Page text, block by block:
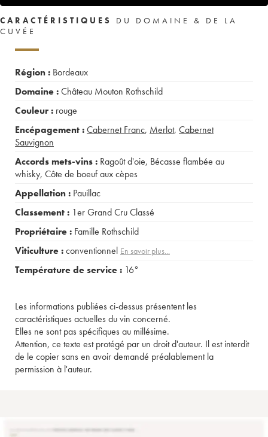
CARACTÉRISTIQUES
DU DOMAINE & DE LA
CUVÉE
Région : Bordeaux
Domaine :Château Mouton Rothschild
Couleur : rouge
Encépagement :Cabernet Franc, Merlot, Cabernet
Sauvignon
Accords mets-vins : Ragoût d'oie, Bécasse flambée au
whisky, Côte de boeuf aux cèpes
Appellation : Pauillac
Classement : 1er Grand Cru Classé
Propriétaire : Famille Rothschild
Viticulture :conventionnel En savoir plus...
Température de service : 16°
Les informations publiées ci-dessus présentent les
caractéristiques actuelles du vin concerné.
Elles ne sont pas spécifiques au millésime.
Attention, ce texte est protégé par un droit d'auteur. Il est interdit
de le copier sans en avoir demandé préalablement la
permission à l'auteur.